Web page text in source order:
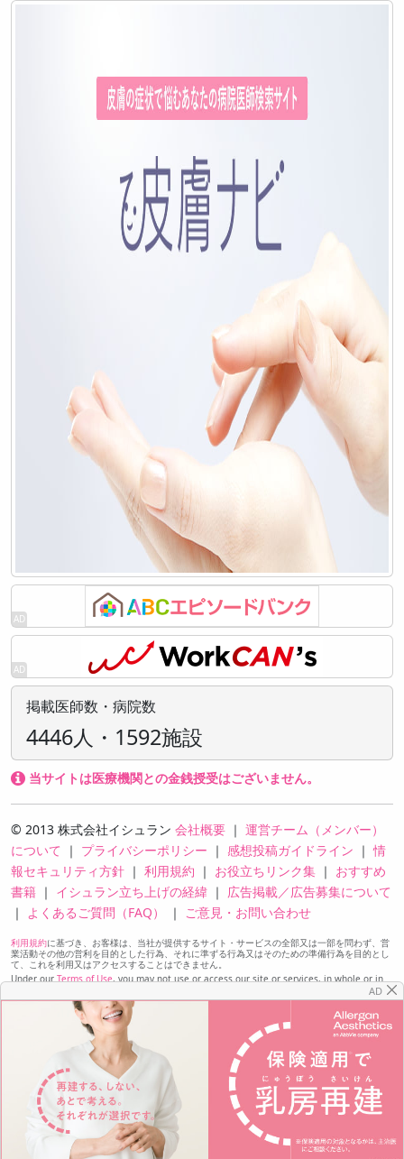
掲載医師数・病院数
4446人・1592施設
当サイトは医療機関との金銭授受はございません。
© 2013 株式会社イシュラン 会社概要 ｜ 運営チーム（メンバー）
について
｜ プライバシーポリシー ｜ 感想投稿ガイドライン ｜情
報セキュリティ方針 ｜ 利用規約 ｜ お役立ちリンク集 ｜ おすすめ
書籍 ｜ イシュラン立ち上げの経緯 ｜ 広告掲載／広告募集について
｜
よくあるご質問（FAQ） ｜ ご意見・お問い合わせ
利用規約に基づき、お客様は、当社が提供するサイト・サービスの全部又は一部を問わず、営
業活動その他の営利を目的とした行為、それに準ずる行為又はそのための準備行為を目的とし
て、これを利用又はアクセスすることはできません。
Under our Terms of Use, you may not use or access our site or services, in whole or in
part, for the purpose of sales or other commercial activities, comparable activities, or
preparation for any of the foregoing.
AD